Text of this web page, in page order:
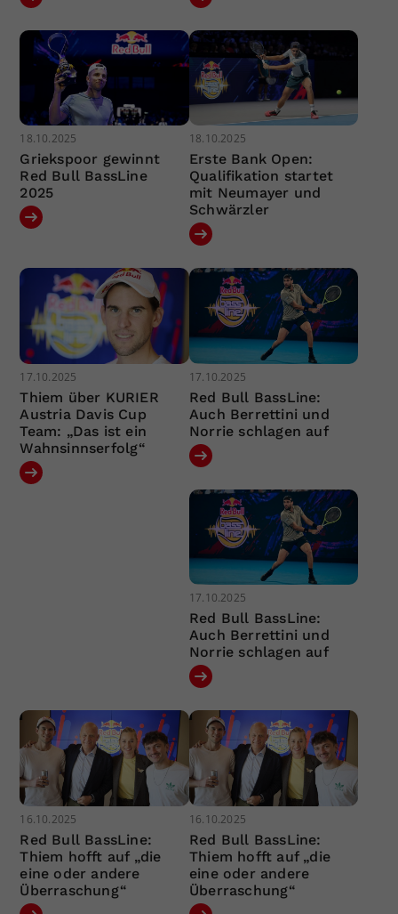
18.10.2025
Griekspoor gewinnt
Red Bull BassLine
2025
18.10.2025
Erste Bank Open:
Qualifikation startet
mit Neumayer und
Schwärzler
17.10.2025
Thiem über KURIER
Austria Davis Cup
Team: „Das ist ein
Wahnsinnserfolg“
17.10.2025
Red Bull BassLine:
Auch Berrettini und
Norrie schlagen auf
17.10.2025
Red Bull BassLine:
Auch Berrettini und
Norrie schlagen auf
16.10.2025
Red Bull BassLine:
Thiem hofft auf „die
eine oder andere
Überraschung“
16.10.2025
Red Bull BassLine:
Thiem hofft auf „die
eine oder andere
Überraschung“